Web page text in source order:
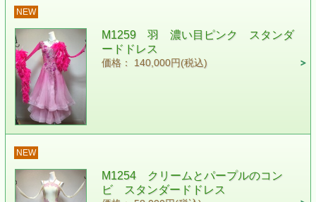
NEW
M1259 羽 濃い目ピンク スタンダ
ードドレス
価格： 140,000円(税込)
NEW
M1254 クリームとパープルのコン
ビ スタンダードドレス